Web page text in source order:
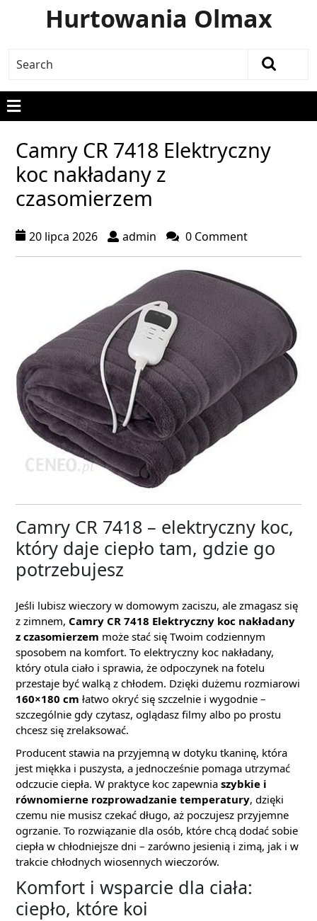
Hurtowania Olmax
Camry CR 7418 Elektryczny
koc nakładany z
czasomierzem
20 lipca 2026 admin 0 Comment
Camry CR 7418 – elektryczny koc,
który daje ciepło tam, gdzie go
potrzebujesz
Jeśli lubisz wieczory w domowym zaciszu, ale zmagasz się
z zimnem, Camry CR 7418 Elektryczny koc nakładany
z czasomierzem może stać się Twoim codziennym
sposobem na komfort. To elektryczny koc nakładany,
który otula ciało i sprawia, że odpoczynek na fotelu
przestaje być walką z chłodem. Dzięki dużemu rozmiarowi
160×180 cm łatwo okryć się szczelnie i wygodnie –
szczególnie gdy czytasz, oglądasz filmy albo po prostu
chcesz się zrelaksować.
Producent stawia na przyjemną w dotyku tkaninę, która
jest miękka i puszysta, a jednocześnie pomaga utrzymać
odczucie ciepła. W praktyce koc zapewnia szybkie i
równomierne rozprowadzanie temperatury, dzięki
czemu nie musisz czekać długo, aż poczujesz przyjemne
ogrzanie. To rozwiązanie dla osób, które chcą dodać sobie
ciepła w chłodniejsze dni – zarówno jesienią i zimą, jak i w
trakcie chłodnych wiosennych wieczorów.
Komfort i wsparcie dla ciała:
ciepło, które koi